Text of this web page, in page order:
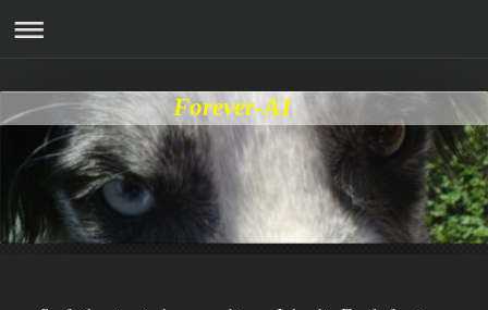
Forever-A1